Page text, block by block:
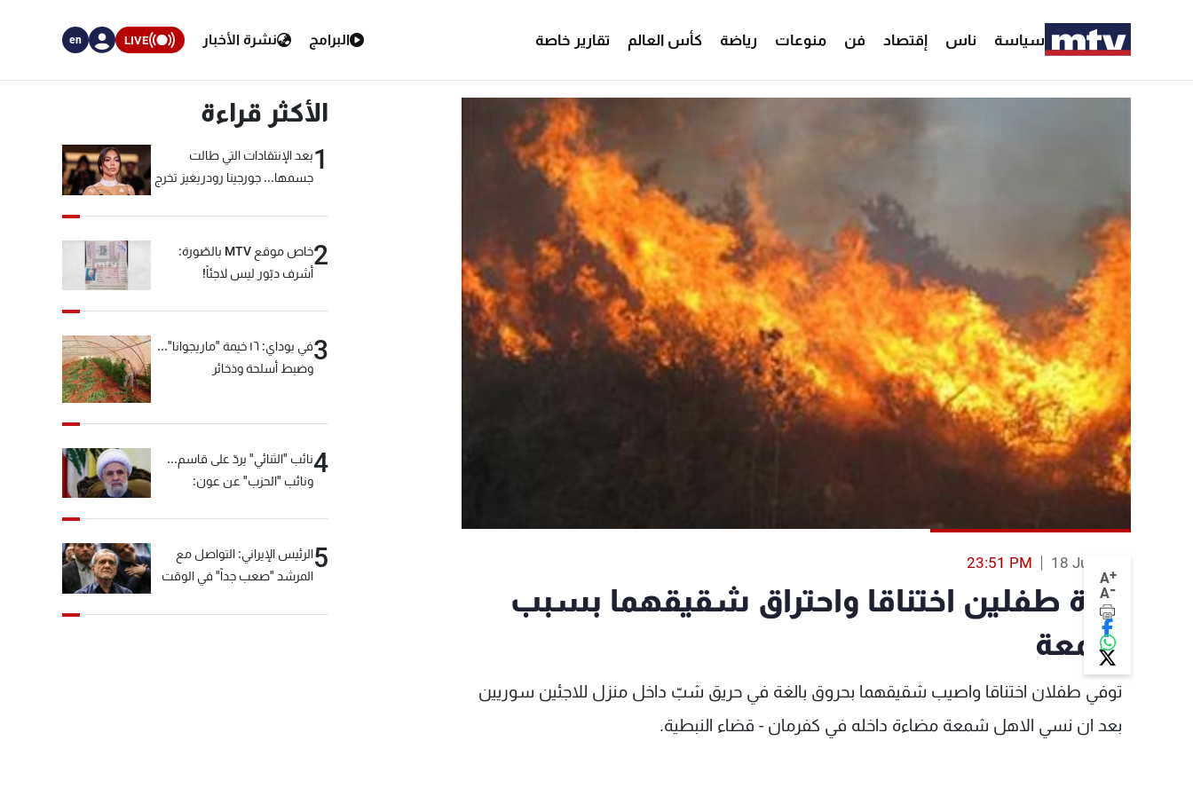
سياسة ناس إقتصاد فن منوعات رياضة كأس العالم تقارير خاصة البرامج نشرة الأخبار LIVE
en
A+
A-
18 Jul 2013
23:51 PM
وفاة طفلين اختناقا واحتراق شقيقهما بسبب
شمعة
توفي طفلان اختناقا واصيب شقيقهما بحروق بالغة في حريق شبّ داخل منزل للاجئين سوريين
بعد ان نسي الاهل شمعة مضاءة داخله في كفرمان - قضاء النبطية.
الأكثر قراءة
1بعد الإنتقادات التي طالت
جسمها... جورجينا رودريغيز تخرج
2
خاص موقع MTV بالصّورة:
أشرف دبّور ليس لاجئاً!
3
في بوداي: ١٦ خيمة "ماريجوانا"...
وضبط أسلحة وذخائر
4نائب "الثنائي" يردّ على قاسم...
ونائب "الحزب" عن عون:
5الرئيس الإيراني: التواصل مع
المرشد "صعب جداً" في الوقت